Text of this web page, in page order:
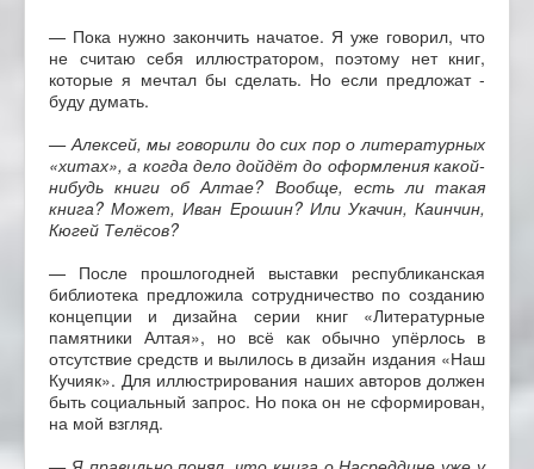
— Пока нужно закончить начатое. Я уже говорил, что
не считаю себя иллюстратором, поэтому нет книг,
которые я мечтал бы сделать. Но если предложат -
буду думать.
— Алексей, мы говорили до сих пор о литературных
«хитах», а когда дело дойдёт до оформления какой-
нибудь книги об Алтае? Вообще, есть ли такая
книга? Может, Иван Ерошин? Или Укачин, Каинчин,
Кюгей Телёсов?
— После прошлогодней выставки республиканская
библиотека предложила сотрудничество по созданию
концепции и дизайна серии книг «Литературные
памятники Алтая», но всё как обычно упёрлось в
отсутствие средств и вылилось в дизайн издания «Наш
Кучияк». Для иллюстрирования наших авторов должен
быть социальный запрос. Но пока он не сформирован,
на мой взгляд.